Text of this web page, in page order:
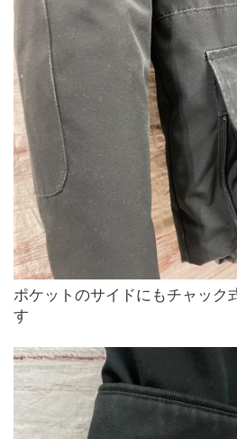
ポケットのサイドにもチャック
す